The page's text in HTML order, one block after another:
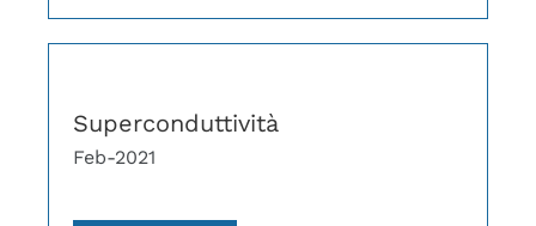
Superconduttività
Feb-2021